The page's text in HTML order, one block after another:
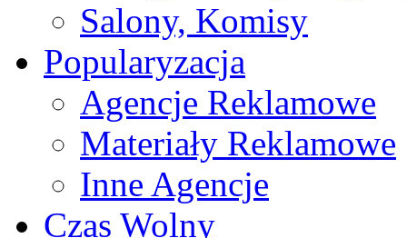
Salony, Komisy
Popularyzacja
Agencje Reklamowe
Materiały Reklamowe
Inne Agencje
Czas Wolny